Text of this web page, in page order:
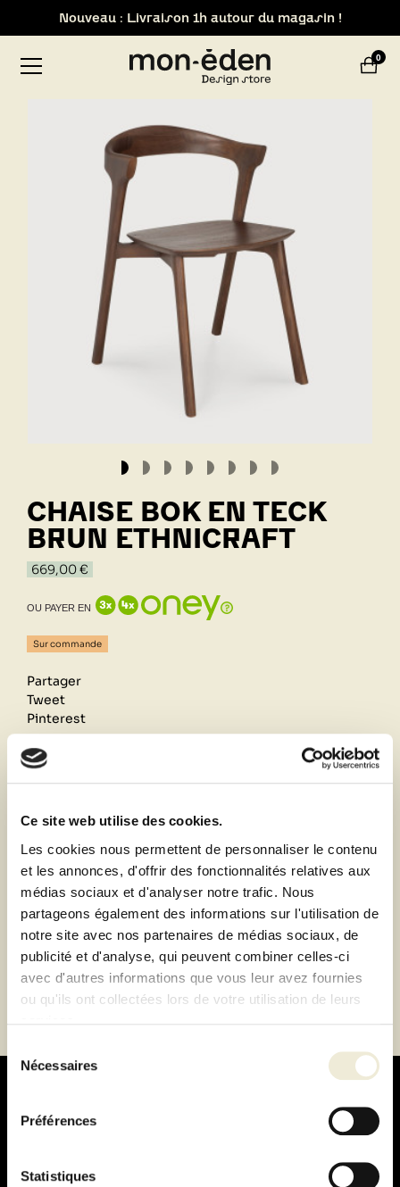
Ce site web utilise des cookies.
Les cookies nous permettent de personnaliser le contenu
et les annonces, d'offrir des fonctionnalités relatives aux
médias sociaux et d'analyser notre trafic. Nous
partageons également des informations sur l'utilisation de
notre site avec nos partenaires de médias sociaux, de
publicité et d'analyse, qui peuvent combiner celles-ci
avec d'autres informations que vous leur avez fournies
ou qu'ils ont collectées lors de votre utilisation de leurs
Nécessaires
Préférences
Statistiques
CHAISE BOK EN TECK
BRUN ETHNICRAFT
669,00 €
OU PAYER EN
Sur commande
Partager
Tweet
Pinterest
Retrait de votre commande dans notre design store
de Lyon-Brignais ou livraison à domicile 1h autour du
Paiement 100% sécurisé
Paiement en 3 ou 4 fois sans frais
Description
Fiche technique
Retrait de votre commande dans notre design store de
Lyon-Brignais 0